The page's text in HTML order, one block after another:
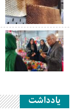
یادداشت